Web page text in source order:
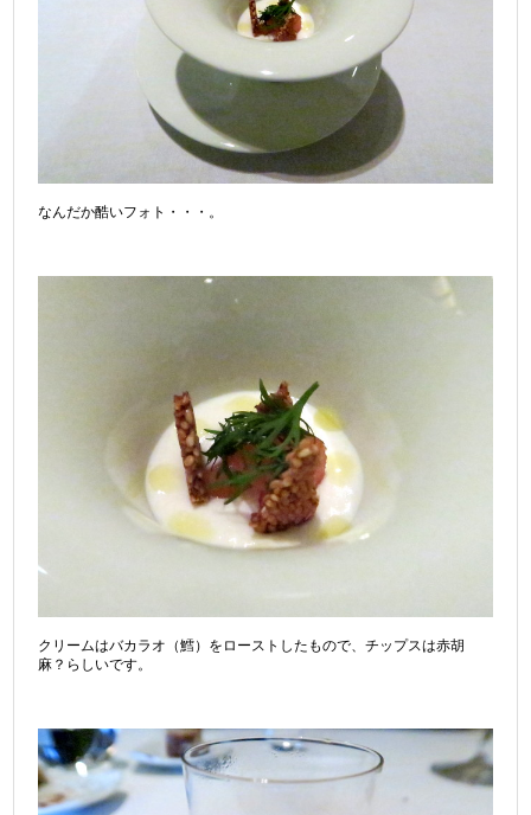
なんだか酷いフォト・・・。
クリームはバカラオ（鱈）をローストしたもので、チップスは赤胡
麻？らしいです。